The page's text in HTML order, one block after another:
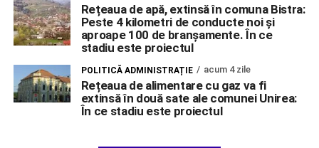
Rețeaua de apă, extinsă în comuna Bistra:
Peste 4 kilometri de conducte noi și
aproape 100 de branșamente. În ce
stadiu este proiectul
POLITICĂ ADMINISTRAȚIE acum 4 zile
Rețeaua de alimentare cu gaz va fi
extinsă în două sate ale comunei Unirea:
În ce stadiu este proiectul